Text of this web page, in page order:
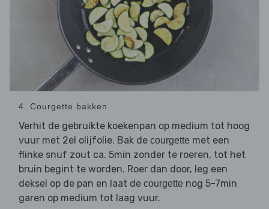
4. Courgette bakken
Verhit de gebruikte koekenpan op medium tot hoog
vuur met 2el olijfolie. Bak de courgette met een
flinke snuf zout ca. 5min zonder te roeren, tot het
bruin begint te worden. Roer dan door, leg een
deksel op de pan en laat de courgette nog 5-7min
garen op medium tot laag vuur.